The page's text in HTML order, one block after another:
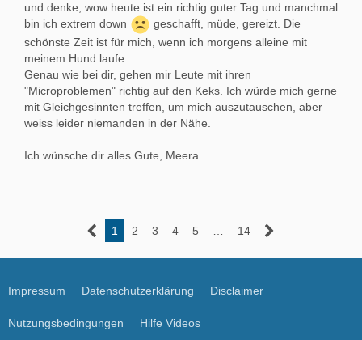
und denke, wow heute ist ein richtig guter Tag und manchmal
bin ich extrem down
geschafft, müde, gereizt. Die
schönste Zeit ist für mich, wenn ich morgens alleine mit
meinem Hund laufe.
Genau wie bei dir, gehen mir Leute mit ihren
"Microproblemen" richtig auf den Keks. Ich würde mich gerne
mit Gleichgesinnten treffen, um mich auszutauschen, aber
weiss leider niemanden in der Nähe.
Ich wünsche dir alles Gute, Meera
1 2 3 4 5 14
Impressum Datenschutzerklärung Disclaimer
Nutzungsbedingungen Hilfe Videos